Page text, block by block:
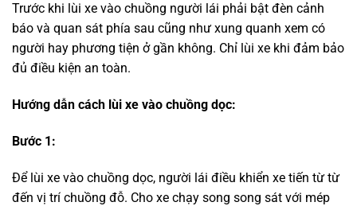
Trước khi lùi xe vào chuồng người lái phải bật đèn cảnh
báo và quan sát phía sau cũng như xung quanh xem có
người hay phương tiện ở gần không. Chỉ lùi xe khi đảm bảo
đủ điều kiện an toàn.
Hướng dẫn cách lùi xe vào chuồng dọc:
Bước 1:
Để lùi xe vào chuồng dọc, người lái điều khiển xe tiến từ từ
đến vị trí chuồng đỗ. Cho xe chạy song song sát với mép